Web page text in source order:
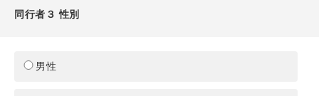
同行者３ 性別
男性